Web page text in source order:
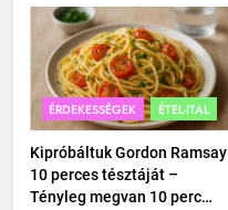
ÉRDEKESSÉGEK ÉTEL-ITAL
Kipróbáltuk Gordon Ramsay
10 perces tésztáját –
Tényleg megvan 10 perc